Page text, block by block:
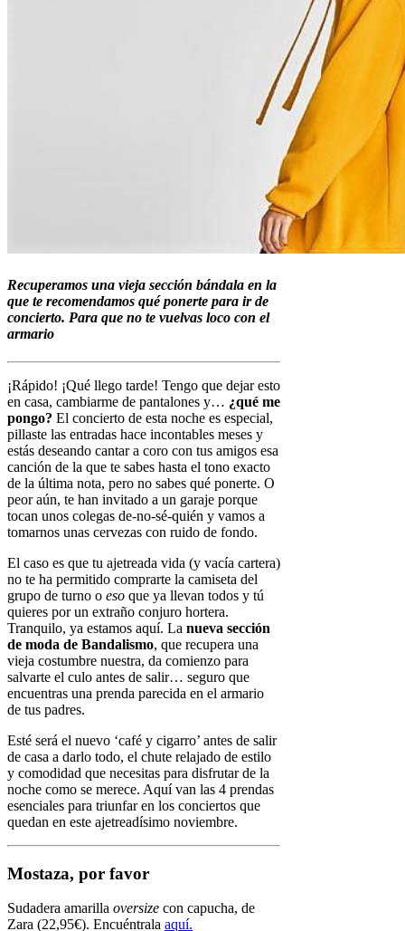
Recuperamos una vieja sección bándala en la
que te recomendamos qué ponerte para ir de
concierto. Para que no te vuelvas loco con el
armario
¡Rápido! ¡Qué llego tarde! Tengo que dejar esto
en casa, cambiarme de pantalones y… ¿qué me
pongo? El concierto de esta noche es especial,
pillaste las entradas hace incontables meses y
estás deseando cantar a coro con tus amigos esa
canción de la que te sabes hasta el tono exacto
de la última nota, pero no sabes qué ponerte. O
peor aún, te han invitado a un garaje porque
tocan unos colegas de-no-sé-quién y vamos a
tomarnos unas cervezas con ruido de fondo.
El caso es que tu ajetreada vida (y vacía cartera)
no te ha permitido comprarte la camiseta del
grupo de turno o eso que ya llevan todos y tú
quieres por un extraño conjuro hortera.
Tranquilo, ya estamos aquí. La nueva sección
de moda de Bandalismo, que recupera una
vieja costumbre nuestra, da comienzo para
salvarte el culo antes de salir… seguro que
encuentras una prenda parecida en el armario
de tus padres.
Esté será el nuevo ‘café y cigarro’ antes de salir
de casa a darlo todo, el chute relajado de estilo
y comodidad que necesitas para disfrutar de la
noche como se merece. Aquí van las 4 prendas
esenciales para triunfar en los conciertos que
quedan en este ajetreadísimo noviembre.
Mostaza, por favor
Sudadera amarilla oversize con capucha, de
Zara (22,95€). Encuéntrala aquí.